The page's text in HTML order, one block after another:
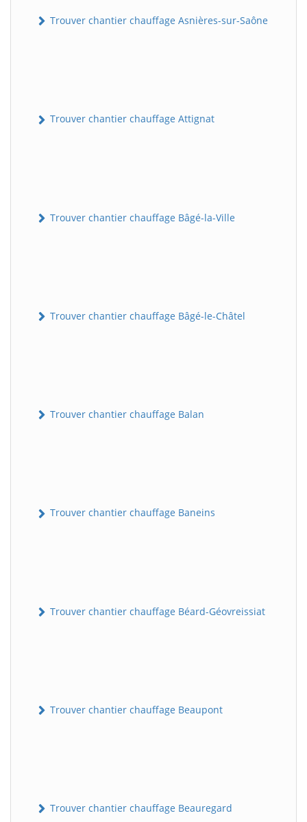
Trouver chantier chauffage Asnières-sur-Saône
Trouver chantier chauffage Attignat
Trouver chantier chauffage Bâgé-la-Ville
Trouver chantier chauffage Bâgé-le-Châtel
Trouver chantier chauffage Balan
Trouver chantier chauffage Baneins
Trouver chantier chauffage Béard-Géovreissiat
Trouver chantier chauffage Beaupont
Trouver chantier chauffage Beauregard